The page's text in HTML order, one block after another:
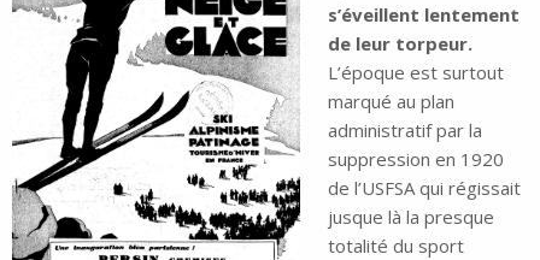
s’éveillent lentement
de leur torpeur.
L’époque est surtout
marqué au plan
administratif par la
suppression en 1920
de l’USFSA qui régissait
jusque là la presque
totalité du sport